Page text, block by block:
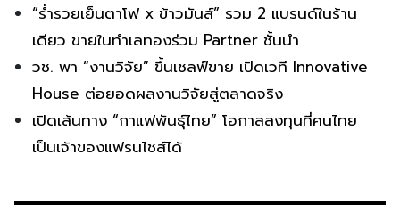
“ร่ำรวยเย็นตาโฟ x ข้าวมันส์” รวม 2 แบรนด์ในร้าน
เดียว ขายในทำเลทองร่วม Partner ชั้นนำ
วช. พา “งานวิจัย” ขึ้นเชลฟ์ขาย เปิดเวที Innovative
House ต่อยอดผลงานวิจัยสู่ตลาดจริง
เปิดเส้นทาง “กาแฟพันธุ์ไทย” โอกาสลงทุนที่คนไทย
เป็นเจ้าของแฟรนไชส์ได้